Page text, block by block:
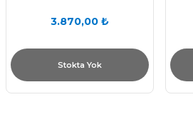
3.870,00 ₺
Stokta Yok